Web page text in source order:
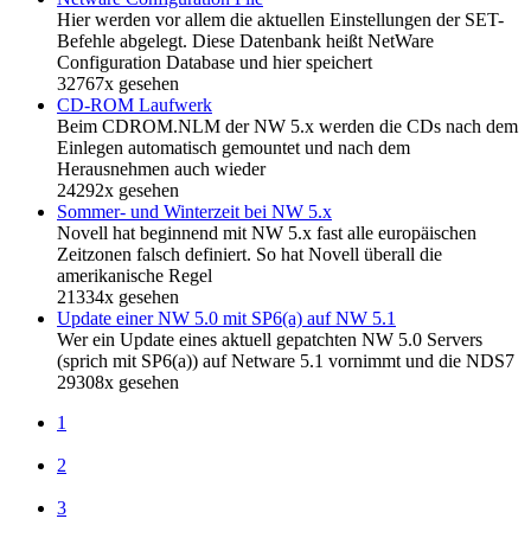
Hier werden vor allem die aktuellen Einstellungen der SET-
Befehle abgelegt. Diese Datenbank heißt NetWare
Configuration Database und hier speichert
32767x gesehen
CD-ROM Laufwerk
Beim CDROM.NLM der NW 5.x werden die CDs nach dem
Einlegen automatisch gemountet und nach dem
Herausnehmen auch wieder
24292x gesehen
Sommer- und Winterzeit bei NW 5.x
Novell hat beginnend mit NW 5.x fast alle europäischen
Zeitzonen falsch definiert. So hat Novell überall die
amerikanische Regel
21334x gesehen
Update einer NW 5.0 mit SP6(a) auf NW 5.1
Wer ein Update eines aktuell gepatchten NW 5.0 Servers
(sprich mit SP6(a)) auf Netware 5.1 vornimmt und die NDS7
29308x gesehen
1
2
3